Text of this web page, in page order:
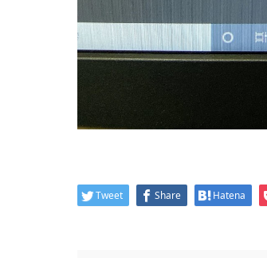
Tweet Share Hatena